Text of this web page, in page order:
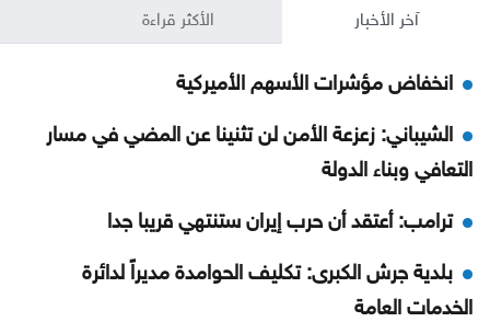
آخر الأخبار الأكثر قراءة
انخفاض مؤشرات الأسهم الأميركية
الشيباني: زعزعة الأمن لن تثنينا عن المضي في مسار
التعافي وبناء الدولة
ترامب: أعتقد أن حرب إيران ستنتهي قريبا جدا
بلدية جرش الكبرى: تكليف الحوامدة مديراً لدائرة
الخدمات العامة